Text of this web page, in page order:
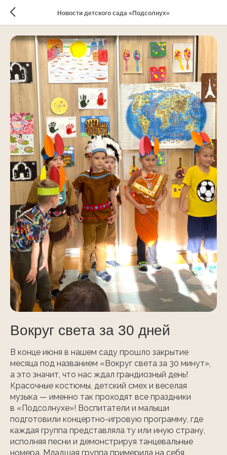
Новости детского сада «Подсолнух»
Вокруг света за 30 дней
В конце июня в нашем саду прошло закрытие
месяца под названием «Вокруг света за 30 минут»,
а это значит, что нас ждал грандиозный день!
Красочные костюмы, детский смех и веселая
музыка — именно так проходят все праздники
в «Подсолнухе»! Воспитатели и малыши
подготовили концертно-игровую программу, где
каждая группа представляла ту или иную страну,
исполняя песни и демонстрируя танцевальные
номера. Младшая группа примерила на себя